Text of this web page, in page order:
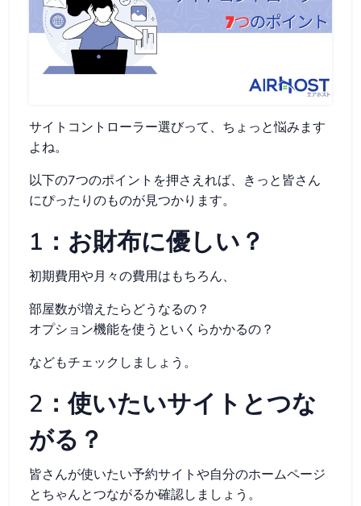
サイトコントローラー選びって、ちょっと悩みます
よね。
以下の7つのポイントを押さえれば、きっと皆さん
にぴったりのものが見つかります。
1：お財布に優しい？
初期費用や月々の費用はもちろん、
部屋数が増えたらどうなるの？
オプション機能を使うといくらかかるの？
などもチェックしましょう。
2：使いたいサイトとつな
がる？
皆さんが使いたい予約サイトや自分のホームページ
とちゃんとつながるか確認しましょう。